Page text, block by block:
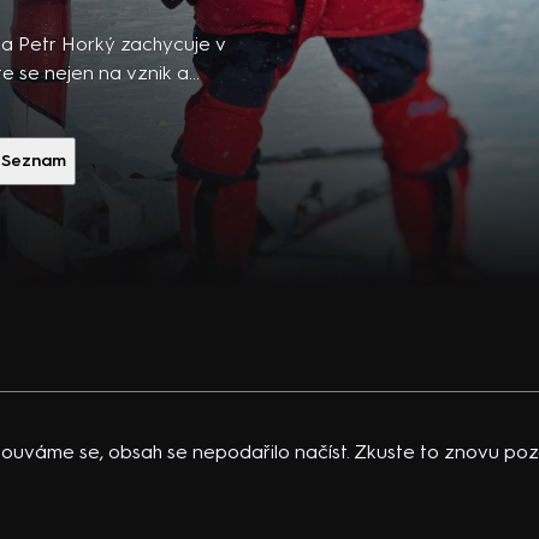
Petr Horký zachycuje v
se nejen na vznik a
příběhy minulosti,
rivality. Český
Seznam
se, obsah se nepodařilo načíst. Zkuste to znovu
K.